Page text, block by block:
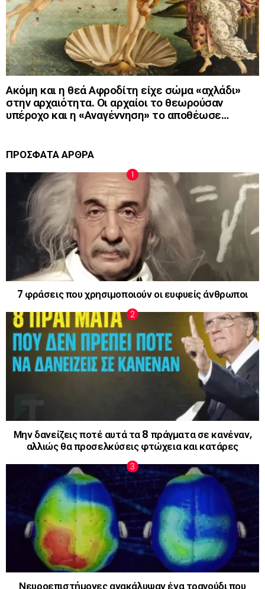
Ακόμη και η θεά Αφροδίτη είχε σώμα «αχλάδι»
στην αρχαιότητα. Οι αρχαίοι το θεωρούσαν
υπέροχο και η «Αναγέννηση» το αποθέωσε…
ΠΡΟΣΦΑΤΑ ΑΡΘΡΑ
7 φράσεις που χρησιμοποιούν οι ευφυείς άνθρωποι
Μην δανείζεις ποτέ αυτά τα 8 πράγματα σε κανέναν,
αλλιώς θα προσελκύσεις φτώχεια και κατάρες
Νευροεπιστήμονες ανακάλυψαν ένα τραγούδι που